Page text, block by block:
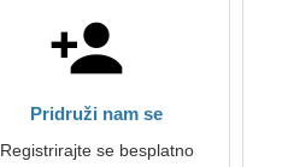
Pridruži nam se
Registrirajte se besplatno